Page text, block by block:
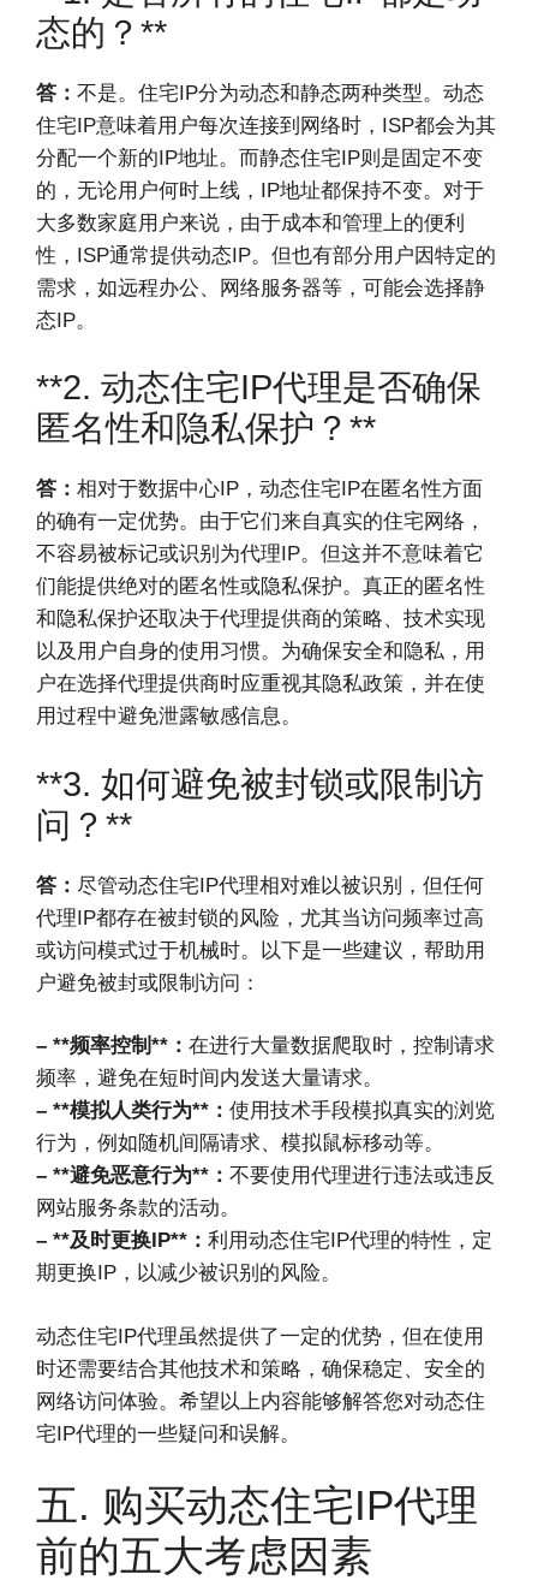
态的？**
答： 不是。住宅IP分为动态和静态两种类型。动态
住宅IP意味着用户每次连接到网络时，ISP都会为其
分配一个新的IP地址。而静态住宅IP则是固定不变
的，无论用户何时上线，IP地址都保持不变。对于
大多数家庭用户来说，由于成本和管理上的便利
性，ISP通常提供动态IP。但也有部分用户因特定的
需求，如远程办公、网络服务器等，可能会选择静
态IP。
**2. 动态住宅IP代理是否确保
匿名性和隐私保护？**
答： 相对于数据中心IP，动态住宅IP在匿名性方面
的确有一定优势。由于它们来自真实的住宅网络，
不容易被标记或识别为代理IP。但这并不意味着它
们能提供绝对的匿名性或隐私保护。真正的匿名性
和隐私保护还取决于代理提供商的策略、技术实现
以及用户自身的使用习惯。为确保安全和隐私，用
户在选择代理提供商时应重视其隐私政策，并在使
用过程中避免泄露敏感信息。
**3. 如何避免被封锁或限制访
问？**
答： 尽管动态住宅IP代理相对难以被识别，但任何
代理IP都存在被封锁的风险，尤其当访问频率过高
或访问模式过于机械时。以下是一些建议，帮助用
户避免被封或限制访问：
– **频率控制**： 在进行大量数据爬取时，控制请求
频率，避免在短时间内发送大量请求。
– **模拟人类行为**： 使用技术手段模拟真实的浏览
行为，例如随机间隔请求、模拟鼠标移动等。
– **避免恶意行为**： 不要使用代理进行违法或违反
网站服务条款的活动。
– **及时更换IP**： 利用动态住宅IP代理的特性，定
期更换IP，以减少被识别的风险。
动态住宅IP代理虽然提供了一定的优势，但在使用
时还需要结合其他技术和策略，确保稳定、安全的
网络访问体验。希望以上内容能够解答您对动态住
宅IP代理的一些疑问和误解。
五. 购买动态住宅IP代理
前的五大考虑因素